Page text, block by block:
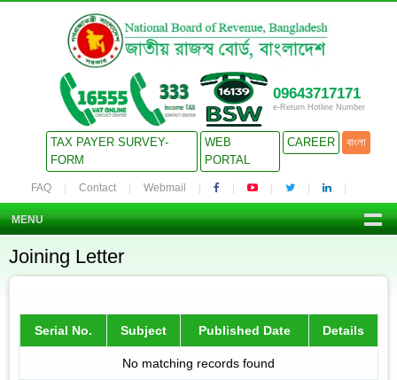
09643717171
e-Return Hotline Number
TAX PAYER SURVEY-
FORM
WEB
PORTAL
CAREER বাংলা
FAQ Contact Webmail
MENU
Joining Letter
Serial No. Subject Published Date Details
No matching records found